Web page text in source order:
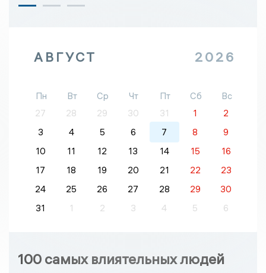
АВГУСТ 2026
Пн Вт Ср Чт Пт Сб
Вс
27
28 29 30 31 1
2
3
4 5 6 7 8
9
10
11 12 13 14 15
16
17
18 19 20 21 22
23
24
25 26 27 28 29
30
31
1 2 3 4 5 6
100 самых влиятельных людей